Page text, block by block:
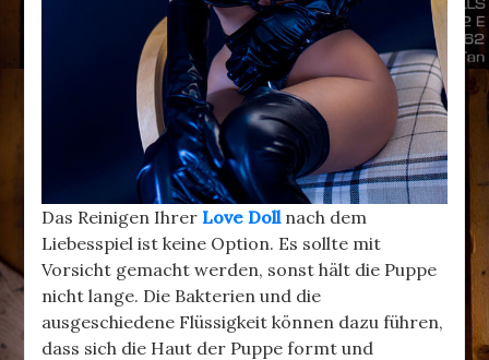
Das Reinigen IhrerLove Dollnach dem
Liebesspiel ist keine Option. Es sollte mit
Vorsicht gemacht werden, sonst hält die Puppe
nicht lange. Die Bakterien und die
ausgeschiedene Flüssigkeit können dazu führen,
dass sich die Haut der Puppe formt und